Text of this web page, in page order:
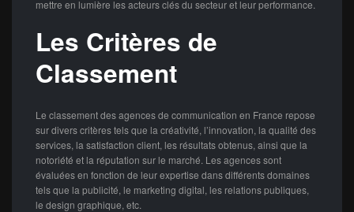
mettre en lumière les acteurs clés du secteur et leur performance.
Les Critères de
Classement
Le classement des agences de communication en France repose
sur divers critères tels que la créativité, l’innovation, la qualité des
services, la satisfaction client, les résultats obtenus, ainsi que la
notoriété et la réputation sur le marché. Les agences sont
évaluées en fonction de leur expertise dans différents domaines
tels que la publicité, le marketing digital, les relations publiques,
le design graphique, etc.